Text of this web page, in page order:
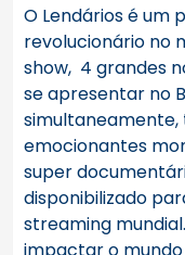
O Lendários é um
revolucionário no
show, 4 grandes
se apresentar no
simultaneamente,
emocionantes
super
disponibilizado
streaming mundial.